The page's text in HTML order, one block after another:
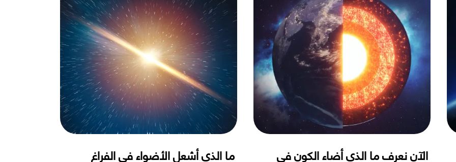
الآن نعرف ما الذي أضاء الكون في ما الذي أشعل الأضواء في الفراغ